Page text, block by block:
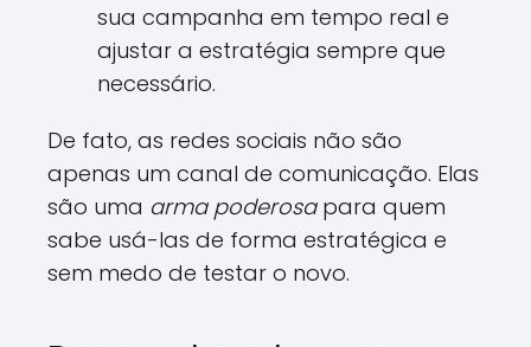
sua campanha em tempo real e
ajustar a estratégia sempre que
necessário.
De fato, as redes sociais não são
apenas um canal de comunicação. Elas
são uma arma poderosapara quem
sabe usá-las de forma estratégica e
sem medo de testar o novo.